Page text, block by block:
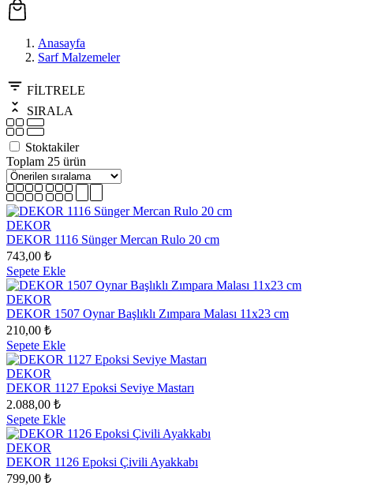
Anasayfa
Sarf Malzemeler
FİLTRELE
SIRALA
Stoktakiler
Toplam 25 ürün
DEKOR
DEKOR 1116 Sünger Mercan Rulo 20 cm
743,00 ₺
Sepete Ekle
DEKOR
DEKOR 1507 Oynar Başlıklı Zımpara Malası 11x23 cm
210,00 ₺
Sepete Ekle
DEKOR
DEKOR 1127 Epoksi Seviye Mastarı
2.088,00 ₺
Sepete Ekle
DEKOR
DEKOR 1126 Epoksi Çivili Ayakkabı
799,00 ₺